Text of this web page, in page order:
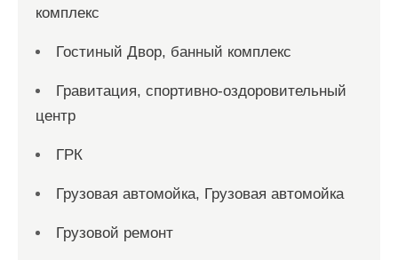
комплекс
Гостиный Двор, банный комплекс
Гравитация, спортивно-оздоровительный
центр
ГРК
Грузовая автомойка, Грузовая автомойка
Грузовой ремонт